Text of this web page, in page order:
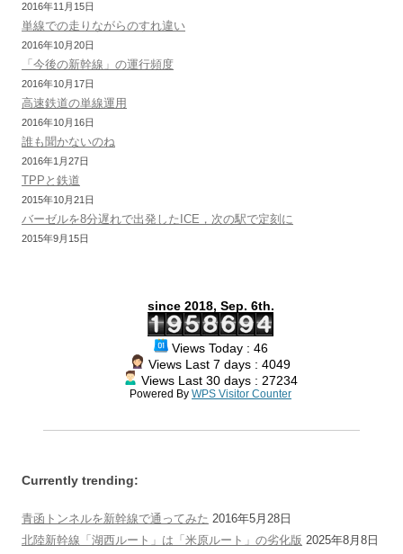
2016年11月15日
単線での走りながらのすれ違い
2016年10月20日
「今後の新幹線」の運行頻度
2016年10月17日
高速鉄道の単線運用
2016年10月16日
誰も聞かないのね
2016年1月27日
TPPと鉄道
2015年10月21日
バーゼルを8分遅れで出発したICE，次の駅で定刻に
2015年9月15日
since 2018, Sep. 6th.
Views Today : 46
Views Last 7 days : 4049
Views Last 30 days : 27234
Powered By WPS Visitor Counter
Currently trending:
青函トンネルを新幹線で通ってみた 2016年5月28日
北陸新幹線「湖西ルート」は「米原ルート」の劣化版 2025年8月8日